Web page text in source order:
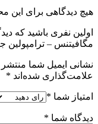
هیچ دیدگاهی برای
اولین نفری باشید که
مگافیتنس – ترامپولین جامپینگ در
نشانی ایمیل شما
علامت‌گذاری شده‌اند *
امتیاز شما *
دیدگاه شما *